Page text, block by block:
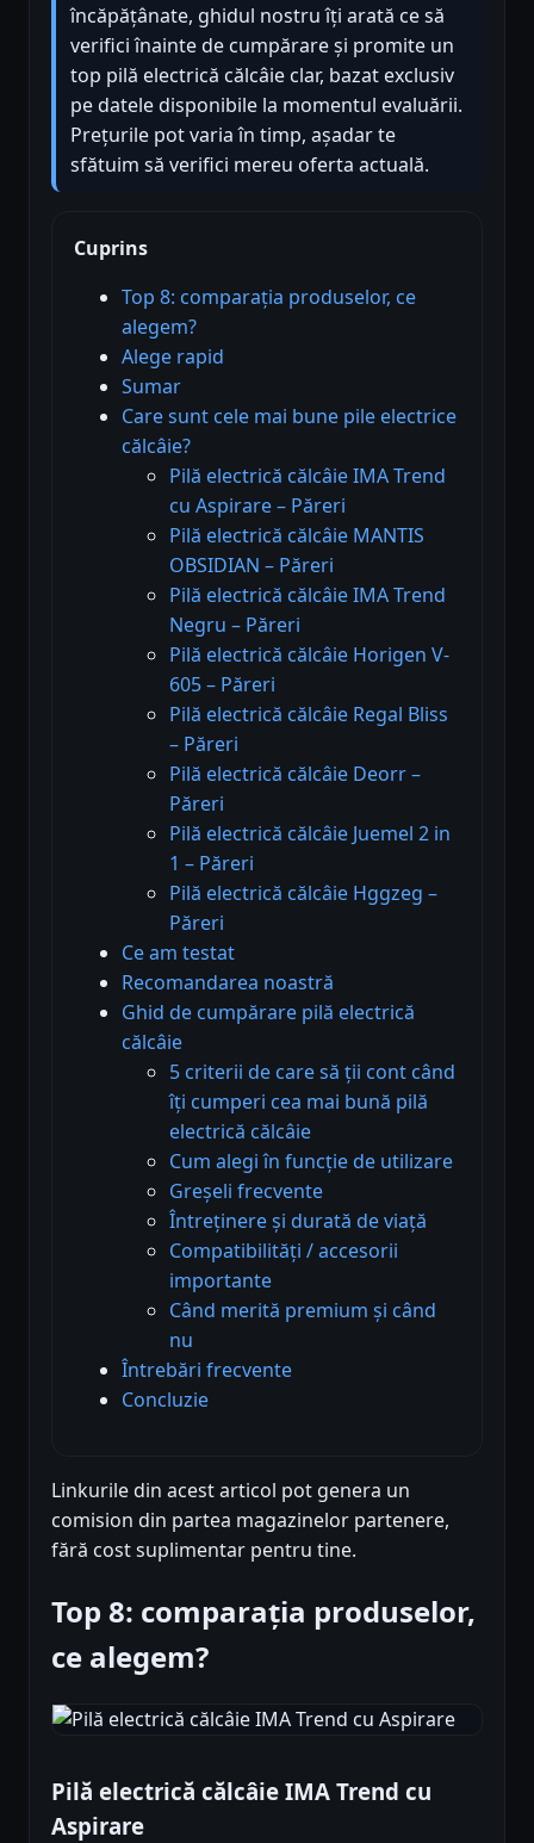
încăpățânate, ghidul nostru îți arată ce să
verifici înainte de cumpărare și promite un
top pilă electrică călcâie clar, bazat exclusiv
pe datele disponibile la momentul evaluării.
Prețurile pot varia în timp, așadar te
sfătuim să verifici mereu oferta actuală.
Cuprins
Top 8: comparația produselor, ce
alegem?
Alege rapid
Sumar
Care sunt cele mai bune pile electrice
călcâie?
Pilă electrică călcâie IMA Trend
cu Aspirare – Păreri
Pilă electrică călcâie MANTIS
OBSIDIAN – Păreri
Pilă electrică călcâie IMA Trend
Negru – Păreri
Pilă electrică călcâie Horigen V-
605 – Păreri
Pilă electrică călcâie Regal Bliss
– Păreri
Pilă electrică călcâie Deorr –
Păreri
Pilă electrică călcâie Juemel 2 in
1 – Păreri
Pilă electrică călcâie Hggzeg –
Păreri
Ce am testat
Recomandarea noastră
Ghid de cumpărare pilă electrică
călcâie
5 criterii de care să ții cont când
îți cumperi cea mai bună pilă
electrică călcâie
Cum alegi în funcție de utilizare
Greșeli frecvente
Întreținere și durată de viață
Compatibilități / accesorii
importante
Când merită premium și când
nu
Întrebări frecvente
Concluzie
Linkurile din acest articol pot genera un
comision din partea magazinelor partenere,
fără cost suplimentar pentru tine.
Top 8: comparația produselor,
ce alegem?
Pilă electrică călcâie IMA Trend cu
Aspirare